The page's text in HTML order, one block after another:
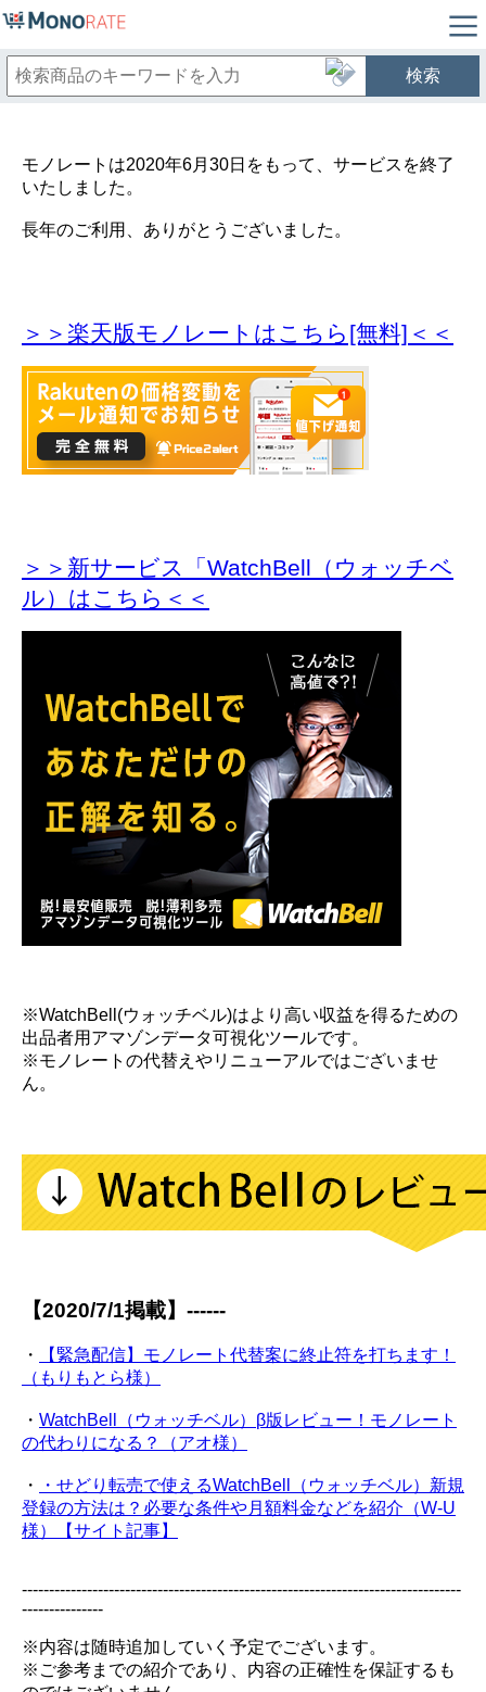
検索
モノレートは2020年6月30日をもって、サービスを終了
いたしました。
長年のご利用、ありがとうございました。
＞＞楽天版モノレートはこちら[無料]＜＜
＞＞新サービス「WatchBell（ウォッチベ
ル）はこちら＜＜
※WatchBell(ウォッチベル)はより高い収益を得るための
出品者用アマゾンデータ可視化ツールです。
※モノレートの代替えやリニューアルではございませ
ん。
【2020/7/1掲載】------
・
【緊急配信】モノレート代替案に終止符を打ちます！
（もりもとら様）
・ WatchBell（ウォッチベル）β版レビュー！モノレート
の代わりになる？（アオ様）
・
・せどり転売で使えるWatchBell（ウォッチベル）新規
登録の方法は？必要な条件や月額料金などを紹介（W-U
様）【サイト記事】
---------------------------------------------------------------------------------
---------------
※内容は随時追加していく予定でございます。
※ご参考までの紹介であり、内容の正確性を保証するも